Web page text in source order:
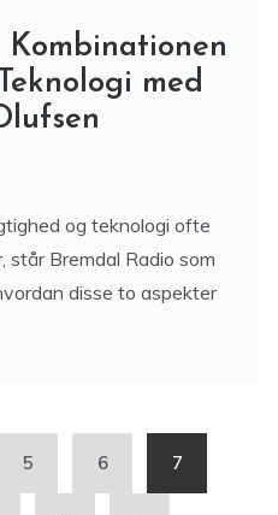
Kombinationen
med
og teknologi ofte
Bremdal Radio som
disse to aspekter
5 6 7